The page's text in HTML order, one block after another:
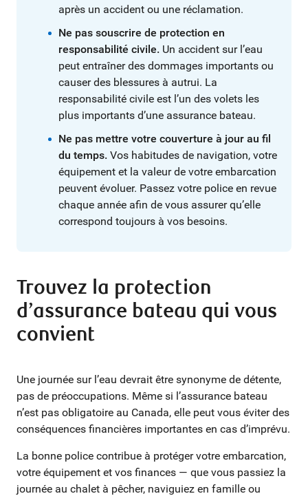
après un accident ou une réclamation.
Ne pas souscrire de protection en
responsabilité civile. Un accident sur l’eau
peut entraîner des dommages importants ou
causer des blessures à autrui. La
responsabilité civile est l’un des volets les
plus importants d’une assurance bateau.
Ne pas mettre votre couverture à jour au fil
du temps. Vos habitudes de navigation, votre
équipement et la valeur de votre embarcation
peuvent évoluer. Passez votre police en revue
chaque année afin de vous assurer qu’elle
correspond toujours à vos besoins.
Trouvez la protection
d’assurance bateau qui vous
convient
Une journée sur l’eau devrait être synonyme de détente,
pas de préoccupations. Même si l’assurance bateau
n’est pas obligatoire au Canada, elle peut vous éviter des
conséquences financières importantes en cas d’imprévu.
La bonne police contribue à protéger votre embarcation,
votre équipement et vos finances — que vous passiez la
journée au chalet à pêcher, naviguiez en famille ou